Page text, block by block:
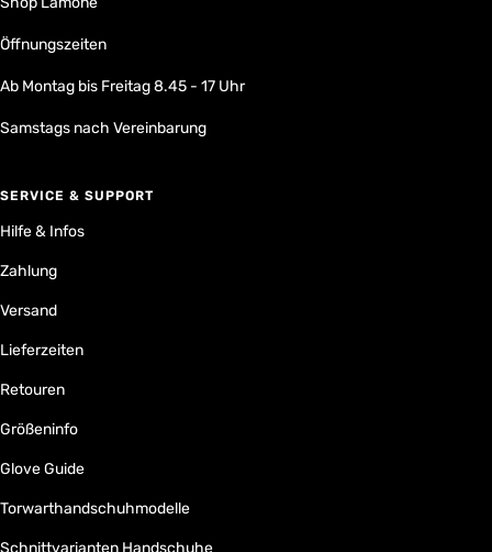
Öffnungszeiten
Ab Montag bis Freitag 8.45 - 17 Uhr
Samstags nach Vereinbarung
SERVICE & SUPPORT
Hilfe & Infos
Zahlung
Versand
Lieferzeiten
Retouren
Größeninfo
Glove Guide
Torwarthandschuhmodelle
Schnittvarianten Handschuhe